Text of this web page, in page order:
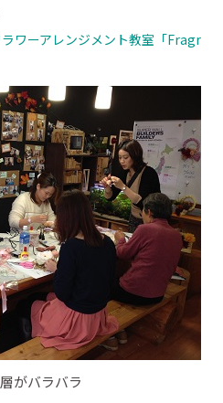
ワーアレンジメント教室「Fragr
がバラバラ